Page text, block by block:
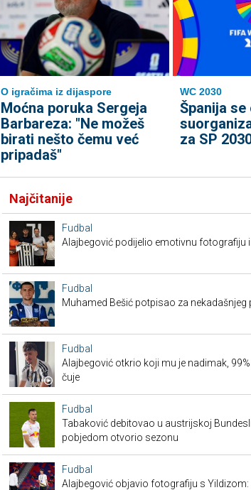
O igračima iz dijaspore
Moćna poruka Sergeja
Barbareza: "Ne možeš
birati nešto čemu već
pripadaš"
WC 2030
Španija
za SP
Najčitanije
Fudbal
Alajbegović podijelio emotivnu fotografiju
Fudbal
Muhamed Bešić potpisao za nekadašnjeg
Fudbal
Alajbegović otkrio koji mu je nadimak,
čuje
Fudbal
Tabaković debitovao u austrijskoj
pobjedom otvorio sezonu
Fudbal
Alajbegović objavio fotografiju s Yildizom: